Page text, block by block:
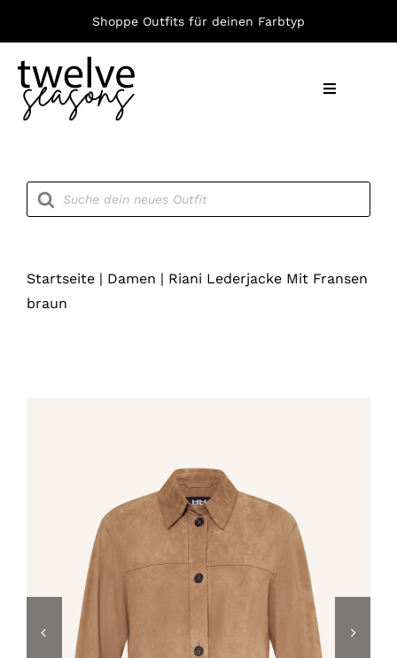
springen
Shoppe Outfits für deinen Farbtyp
Toggle
Products
search
Startseite| Damen | Riani Lederjacke Mit Fransen
braun